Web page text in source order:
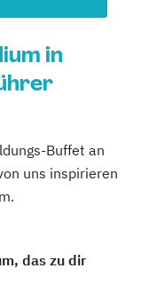
in
Buffet an
uns inspirieren
das zu dir